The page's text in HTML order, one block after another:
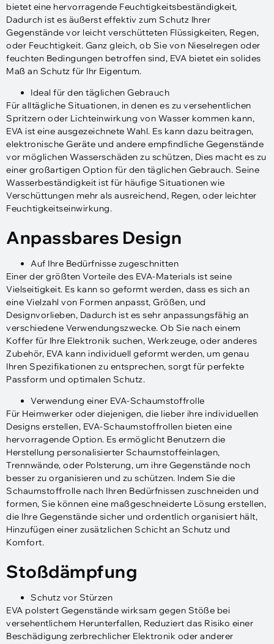
bietet eine hervorragende Feuchtigkeitsbeständigkeit,
Dadurch ist es äußerst effektiv zum Schutz Ihrer
Gegenstände vor leicht verschütteten Flüssigkeiten, Regen,
oder Feuchtigkeit. Ganz gleich, ob Sie von Nieselregen oder
feuchten Bedingungen betroffen sind, EVA bietet ein solides
Maß an Schutz für Ihr Eigentum.
Ideal für den täglichen Gebrauch
Für alltägliche Situationen, in denen es zu versehentlichen
Spritzern oder Lichteinwirkung von Wasser kommen kann,
EVA ist eine ausgezeichnete Wahl. Es kann dazu beitragen,
elektronische Geräte und andere empfindliche Gegenstände
vor möglichen Wasserschäden zu schützen, Dies macht es zu
einer großartigen Option für den täglichen Gebrauch. Seine
Wasserbeständigkeit ist für häufige Situationen wie
Verschüttungen mehr als ausreichend, Regen, oder leichter
Feuchtigkeitseinwirkung.
Anpassbares Design
Auf Ihre Bedürfnisse zugeschnitten
Einer der größten Vorteile des EVA-Materials ist seine
Vielseitigkeit. Es kann so geformt werden, dass es sich an
eine Vielzahl von Formen anpasst, Größen, und
Designvorlieben, Dadurch ist es sehr anpassungsfähig an
verschiedene Verwendungszwecke. Ob Sie nach einem
Koffer für Ihre Elektronik suchen, Werkzeuge, oder anderes
Zubehör, EVA kann individuell geformt werden, um genau
Ihren Spezifikationen zu entsprechen, sorgt für perfekte
Passform und optimalen Schutz.
Verwendung einer EVA-Schaumstoffrolle
Für Heimwerker oder diejenigen, die lieber ihre individuellen
Designs erstellen, EVA-Schaumstoffrollen bieten eine
hervorragende Option. Es ermöglicht Benutzern die
Herstellung personalisierter Schaumstoffeinlagen,
Trennwände, oder Polsterung, um ihre Gegenstände noch
besser zu organisieren und zu schützen. Indem Sie die
Schaumstoffrolle nach Ihren Bedürfnissen zuschneiden und
formen, Sie können eine maßgeschneiderte Lösung erstellen,
die Ihre Gegenstände sicher und ordentlich organisiert hält,
Hinzufügen einer zusätzlichen Schicht an Schutz und
Komfort.
Stoßdämpfung
Schutz vor Stürzen
EVA polstert Gegenstände wirksam gegen Stöße bei
versehentlichem Herunterfallen, Reduziert das Risiko einer
Beschädigung zerbrechlicher Elektronik oder anderer